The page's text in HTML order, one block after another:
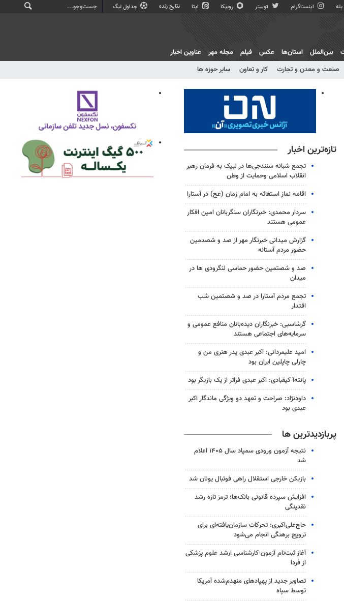
بله اینستاگرام توییتر روبیکا ایتا نتایج زنده جداول لیگ
صنعت و معدن و تجارت کار و تعاون سایر حوزه ها
بین‌الملل استان‌ها عکس فیلم مجله مهر عناوین اخبار
تازه‌ترین اخبار
تجمع شبانه سنندجی‌ها در لبیک به فرمان رهبر
انقلاب اسلامی وحمایت از وطن
اقامه نماز استغاثه به امام زمان (عج) در آستارا
سردار محمدی: خبرنگاران سنگربانان امین افکار
عمومی هستند
گزارش میدانی خبرنگار مهر از صد و شصدمین
حضور مردم آستانه
صد و شصتمین حضور حماسی لنگرودی ها در
میدان
تجمع مردم آستارا در صد و شصتمین شب
اقتدار
گرشاسبی: خبرنگاران دیده‌بانان منافع عمومی و
سرمایه‌های اجتماعی هستند
امید علیمردانی: اکبر عبدی پدر هنری من و
چارلی چاپلین ایران بود
پانته‌آ کیقبادی: اکبر عبدی فراتر از یک بازیگر بود
داودنژاد: صراحت و تعهد دو ویژگی ماندگار اکبر
عبدی بود
پربازدیدترین ها
نتیجه آزمون ورودی سمپاد سال ۱۴۰۵ اعلام
شد
بازیکن خارجی استقلال راهی فوتبال یونان شد
افزایش سپرده قانونی بانک‌ها؛ ترمز تازه رشد
نقدینگی
حاج‌علی‌اکبری: تحرکات سازمان‌یافته‌ای برای
ترویج برهنگی انجام می‌شود
آغاز ثبت‌نام‌ آزمون کارشناسی ارشد علوم پزشکی
از فردا
تصاویر جدید از پهپادهای منهدم‌شده آمریکا
توسط سپاه